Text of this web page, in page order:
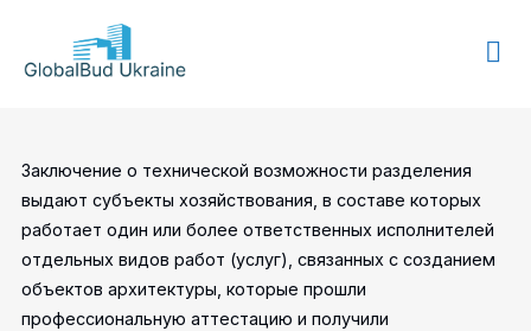
GLOBALBUD
Заключение о технической возможности разделения
выдают субъекты хозяйствования, в составе которых
работает один или более ответственных исполнителей
отдельных видов работ (услуг), связанных с созданием
объектов архитектуры, которые прошли
профессиональную аттестацию и получили